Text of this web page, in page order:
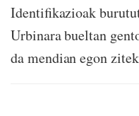
Identifikazioak
Urbinara bueltan
da mendian egon